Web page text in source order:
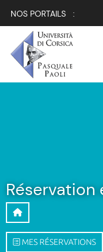
NOS PORTAILS :
Réservation
MES RÉSERVATIONS